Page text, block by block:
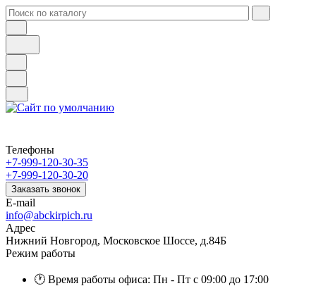
Телефоны
+7-999-120-30-35
+7-999-120-30-20
Заказать звонок
E-mail
info@abckirpich.ru
Адрес
Нижний Новгород, Московское Шоссе, д.84Б
Режим работы
🕐 Время работы офиса: Пн - Пт с 09:00 до 17:00